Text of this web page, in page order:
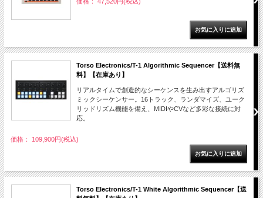
価格： 47,520円(税込)
Torso Electronics/T-1 Algorithmic Sequencer【送料無
料】【在庫あり】
リアルタイムで創造的なシーケンスを生み出すアルゴリズ
ミックシーケンサー。16トラック、ランダマイズ、ユーク
リッドリズム機能を備え、MIDIやCVなど多彩な接続に対
応。
価格： 109,900円(税込)
Torso Electronics/T-1 White Algorithmic Sequencer【送